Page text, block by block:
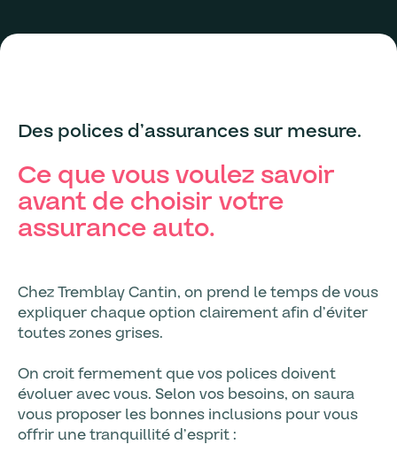
Des polices d’assurances sur mesure.
Ce que vous voulez savoir
avant de choisir votre
assurance auto.
Chez Tremblay Cantin, on prend le temps de vous
expliquer chaque option clairement afin d’éviter
toutes zones grises.
On croit fermement que vos polices doivent
évoluer avec vous. Selon vos besoins, on saura
vous proposer les bonnes inclusions pour vous
offrir une tranquillité d’esprit :